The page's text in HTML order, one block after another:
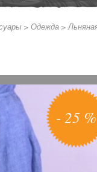
> Одежда >
- 25 %